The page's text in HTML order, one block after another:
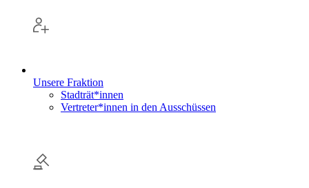
Unsere Fraktion
Stadträt*innen
Vertreter*innen in den Ausschüssen